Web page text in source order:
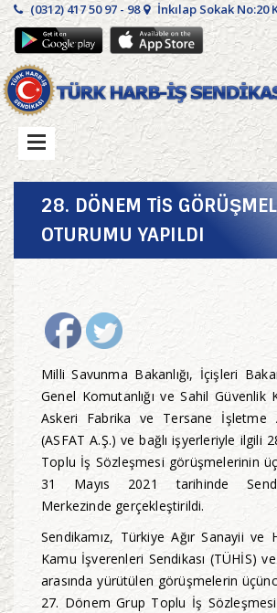
(0312) 417 50 97 - 98 İnkılap Sokak No:20
28. DÖNEM TİS
OTURUMU YAPILDI
Milli Savunma Bakanlığı, İçişleri
Genel Komutanlığı ve Sahil Güvenlik
Askeri Fabrika ve Tersane İşletme
(ASFAT A.Ş.) ve bağlı işyerleriyle ilgili
Toplu İş Sözleşmesi görüşmelerinin
31 Mayıs 2021 tarihinde
Merkezinde gerçekleştirildi.
Sendikamız, Türkiye Ağır Sanayii ve
Kamu İşverenleri Sendikası (TÜHİS)
arasında yürütülen görüşmelerin
27. Dönem Grup Toplu İş